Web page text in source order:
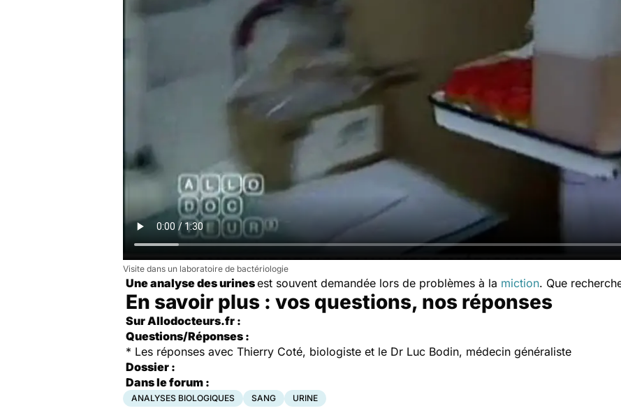
Visite dans un laboratoire de bactériologie
Une analyse des urinesest souvent demandée lors de problèmes à la miction. Que
En savoir plus : vos questions, nos réponses
Sur Allodocteurs.fr :
Questions/Réponses :
* Les réponses avec Thierry Coté, biologiste et le Dr Luc Bodin, médecin généraliste
Dossier :
Dans le forum :
ANALYSES BIOLOGIQUES SANG URINE